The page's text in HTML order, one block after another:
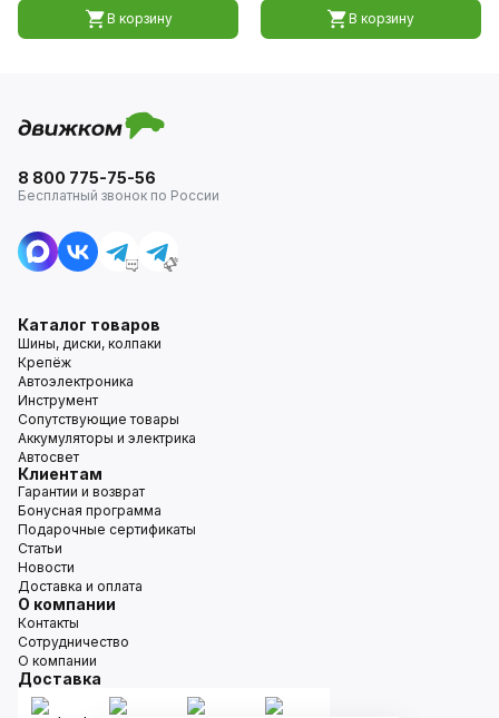
В корзину В корзину
8 800 775-75-56
Бесплатный звонок по России
Каталог товаров
Шины, диски, колпаки
Крепёж
Автоэлектроника
Инструмент
Сопутствующие товары
Аккумуляторы и электрика
Автосвет
Клиентам
Гарантии и возврат
Бонусная программа
Подарочные сертификаты
Статьи
Новости
Доставка и оплата
О компании
Контакты
Сотрудничество
О компании
Доставка